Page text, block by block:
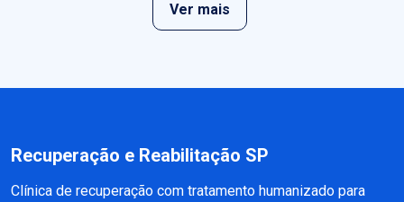
Ver mais
Recuperação e Reabilitação SP
Clínica de recuperação com tratamento humanizado para